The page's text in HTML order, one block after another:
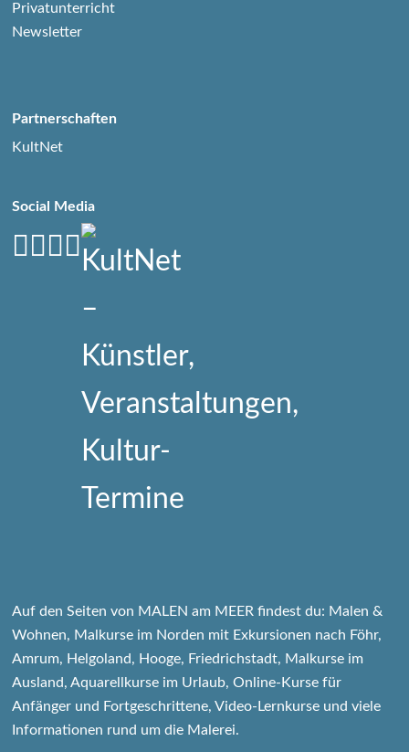
Privatunterricht
Newsletter
Partnerschaften
KultNet
Social Media
Auf den Seiten von MALEN am MEER findest du: Malen &
Wohnen, Malkurse im Norden mit Exkursionen nach Föhr,
Amrum, Helgoland, Hooge, Friedrichstadt, Malkurse im
Ausland, Aquarellkurse im Urlaub, Online-Kurse für
Anfänger und Fortgeschrittene, Video-Lernkurse und viele
Informationen rund um die Malerei.